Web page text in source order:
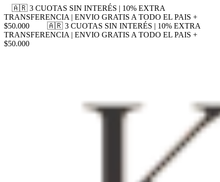
🇦🇷 3 CUOTAS SIN INTERÉS | 10% EXTRA
TRANSFERENCIA | ENVIO GRATIS A TODO EL PAIS +
$50.000
🇦🇷 3 CUOTAS SIN INTERÉS | 10% EXTRA
TRANSFERENCIA | ENVIO GRATIS A TODO EL PAIS +
$50.000